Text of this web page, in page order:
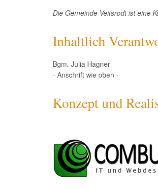
Die Gemeinde Veitsrodt ist eine
Inhaltlich
Bgm. Julia Hagner
- Anschrift wie oben -
Konzept und